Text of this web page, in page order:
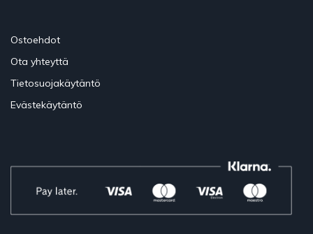
Ostoehdot
Ota yhteyttä
Tietosuojakäytäntö
Evästekäytäntö